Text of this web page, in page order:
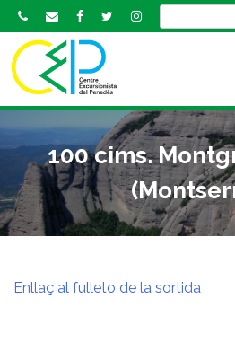
k
t
e
100 cims.
Enllaç al fulleto de la sortida